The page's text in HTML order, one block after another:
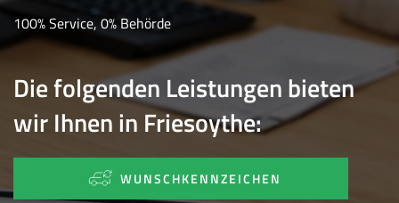
100% Service, 0% Behörde
Die folgenden Leistungen bieten
wir Ihnen in Friesoythe:
WUNSCHKENNZEICHEN